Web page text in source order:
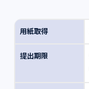
用紙取得
提出期限